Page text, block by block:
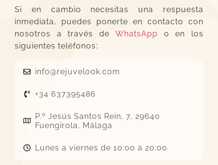
Si en cambio necesitas una respuesta
inmediata, puedes ponerte en contacto con
nosotros a través deWhatsApp o en los
siguientes teléfonos:
info@rejuvelook.com
+34 637395486
P.º Jesús Santos Rein, 7, 29640
Fuengirola, Málaga
Lunes a viernes de 10:00 a 20:00